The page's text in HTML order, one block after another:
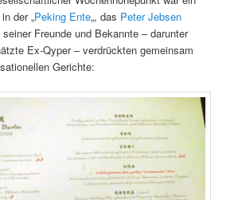
der „Peking Ente„, das Peter Jebsen
Freunde und Bekannte – darunter
Ex-Qyper – verdrückten gemeinsam
Gerichte: